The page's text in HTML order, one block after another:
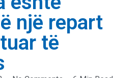
një repart
të